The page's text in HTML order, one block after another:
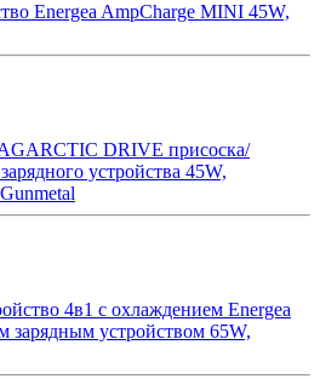
Energea AmpCharge MINI 45W,
DRIVE присоска/
устройства 45W,
4в1 с охлаждением Energea
зарядным устройством 65W,